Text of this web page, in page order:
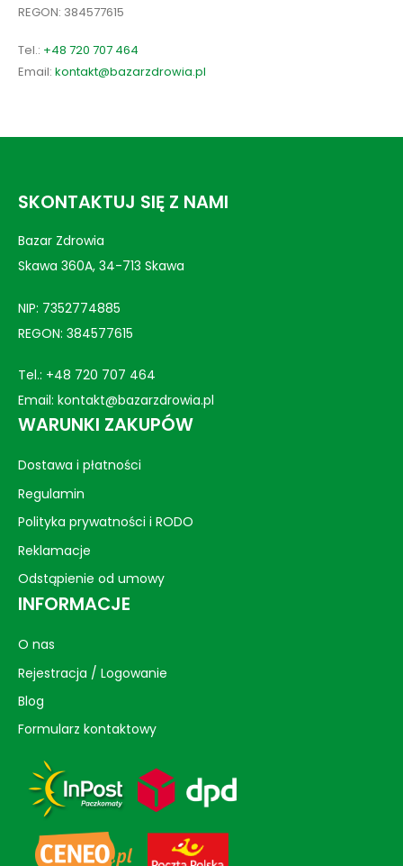
REGON: 384577615
Tel.: +48 720 707 464
Email: kontakt@bazarzdrowia.pl
SKONTAKTUJ SIĘ Z NAMI
Bazar Zdrowia
Skawa 360A, 34-713 Skawa
NIP: 7352774885
REGON: 384577615
Tel.: +48 720 707 464
Email: kontakt@bazarzdrowia.pl
WARUNKI ZAKUPÓW
Dostawa i płatności
Regulamin
Polityka prywatności i RODO
Reklamacje
Odstąpienie od umowy
INFORMACJE
O nas
Rejestracja / Logowanie
Blog
Formularz kontaktowy